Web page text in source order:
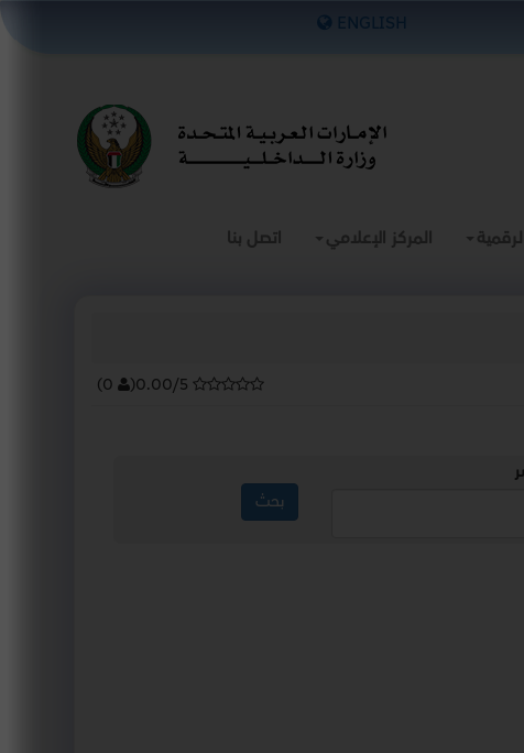
ENGLISH
المركز الإعلامي اتصل بنا
×
0.00/5
(
0
)